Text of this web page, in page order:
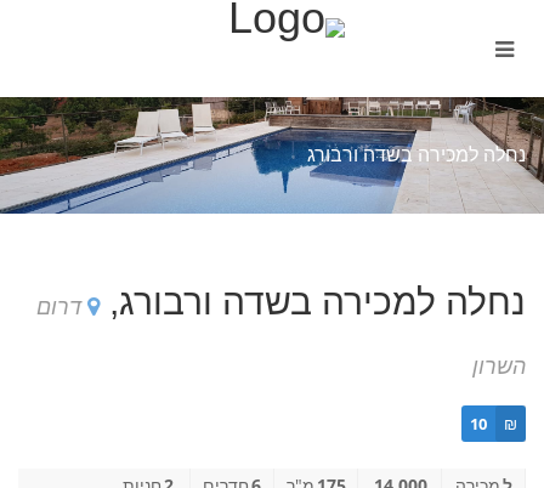
נחלה למכירה בשדה ורבורג
נחלה למכירה בשדה ורבורג, דרום
השרון
₪
10